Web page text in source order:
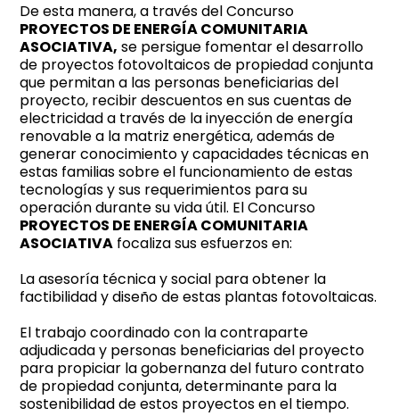
De esta manera, a través del Concurso
PROYECTOS DE ENERGÍA COMUNITARIA
ASOCIATIVA, se persigue fomentar el desarrollo
de proyectos fotovoltaicos de propiedad conjunta
que permitan a las personas beneficiarias del
proyecto, recibir descuentos en sus cuentas de
electricidad a través de la inyección de energía
renovable a la matriz energética, además de
generar conocimiento y capacidades técnicas en
estas familias sobre el funcionamiento de estas
tecnologías y sus requerimientos para su
operación durante su vida útil. El Concurso
PROYECTOS DE ENERGÍA COMUNITARIA
ASOCIATIVA focaliza sus esfuerzos en:
La asesoría técnica y social para obtener la
factibilidad y diseño de estas plantas fotovoltaicas.
El trabajo coordinado con la contraparte
adjudicada y personas beneficiarias del proyecto
para propiciar la gobernanza del futuro contrato
de propiedad conjunta, determinante para la
sostenibilidad de estos proyectos en el tiempo.